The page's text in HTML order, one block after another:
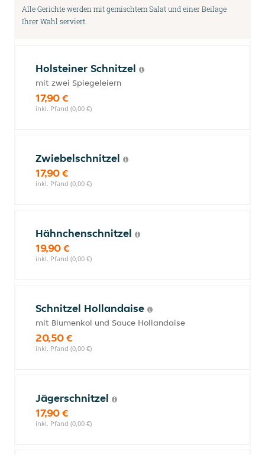
Alle Gerichte werden mit gemischtem Salat und einer Beilage
Ihrer Wahl serviert.
Holsteiner Schnitzel
mit zwei Spiegeleiern
17,90 €
inkl. Pfand (0,00 €)
Zwiebelschnitzel
17,90 €
inkl. Pfand (0,00 €)
Hähnchenschnitzel
19,90 €
inkl. Pfand (0,00 €)
Schnitzel Hollandaise
mit Blumenkol und Sauce Hollandaise
20,50 €
inkl. Pfand (0,00 €)
Jägerschnitzel
17,90 €
inkl. Pfand (0,00 €)